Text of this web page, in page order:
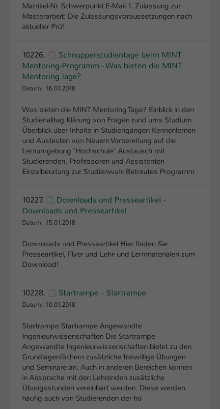
Matrikel-Nr. Schwerpunkt E-Mail 1. Zulassung zur
Masterarbeit: Die Zulassungsvoraussetzungen nach
aktueller Prüf
10226.
Schnupperstudientage beim MINT
Mentoring-Programm - Was bieten die MINT
Mentoring Tage?
Datum: 16.01.2018
Was bieten die MINT Mentoring Tage? Einblick in den
Studienalltag Klärung von Fragen rund ums Studium
Überblick über Inhalte in Studiengängen Kennenlernen
und Austesten von Neuem Vorbereitung auf die
Lernumgebung "Hochschule" Austausch mit
Studierenden, Professoren und Assistenten
Einzelberatung zur Studienwahl Betreutes Programm
10227.
Downloads und Presseartikel -
Downloads und Presseartikel
Datum: 15.01.2018
Downloads und Presseartikel Hier finden Sie
Presseartikel, Flyer und Lehr- und Lernmaterialen zum
Download!
10228. Startrampe - Startrampe
Datum: 10.01.2018
Startrampe Startrampe Angewandte
Ingenieurwissenschaften Die Startrampe
Angewandte Ingenieurwissenschaften bietet zu den
Grundlagenfächern zusätzliche freiwillige Übungen
und Seminare an. Auch in anderen Bereichen können
in Absprache mit den Lehrenden zusätzliche
Übungsstunden vereinbart werden. Diese werden
häufig auch von Studierenden der hö